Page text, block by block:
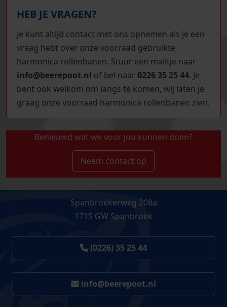
HEB JE VRAGEN?
Je kunt altijd contact met ons opnemen als je een
vraag hebt over onze voorraad gebruikte
harmonica rollenbanen. Stuur een mailtje naar
info@beerepoot.nl of bel naar 0226 35 25 44. Je
bent ook welkom om langs te komen, wij laten je
graag onze voorraad harmonica rollenbanen zien.
Benieuwd wat we voor jou kunnen doen?
Neem contact op
Spanbroekerweg 208a
1715 GW Spanbroek
(0226) 35 25 44
info@beerepoot.nl